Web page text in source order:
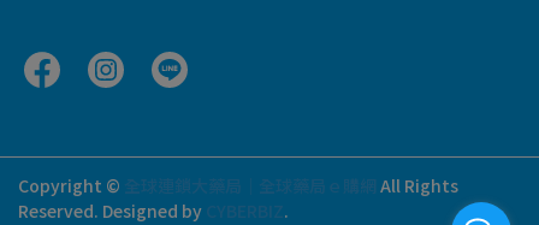
Copyright © 全球連鎖大藥局｜全球藥局ｅ購網 All Rights
Reserved. Designed by CYBERBIZ.